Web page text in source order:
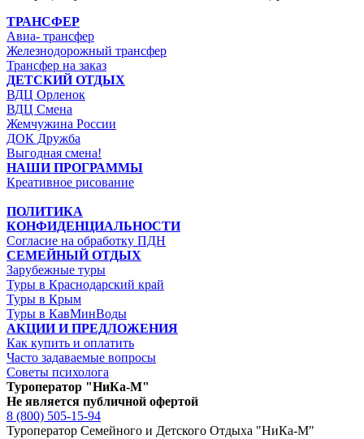
ТРАНСФЕР
Авиа- трансфер
Железнодорожный трансфер
Трансфер на заказ
ДЕТСКИЙ ОТДЫХ
ВДЦ Орленок
ВДЦ Смена
Жемчужина России
ДОК Дружба
Выгодная смена!
НАШИ ПРОГРАММЫ
Креативное рисование
ПОЛИТИКА
КОНФИДЕНЦИАЛЬНОСТИ
Согласие на обработку ПДН
СЕМЕЙНЫЙ ОТДЫХ
Зарубежные туры
Туры в Краснодарский край
Туры в Крым
Туры в КавМинВоды
АКЦИИ И ПРЕДЛОЖЕНИЯ
Как купить и оплатить
Часто задаваемые вопросы
Советы психолога
Туроператор "НиКа-М"
Не является публичной офертой
8 (800) 505-15-94
Туроператор Семейного и Детского Отдыха "НиКа-М"